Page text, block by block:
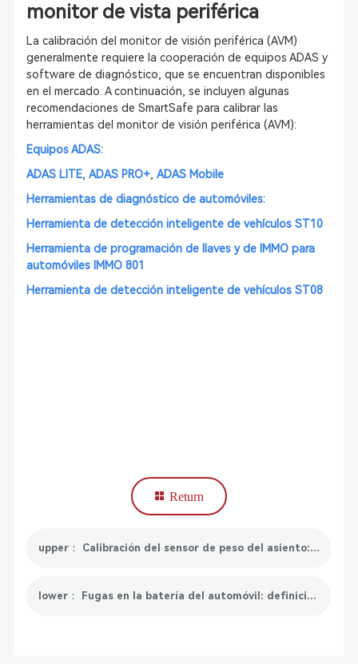
monitor de vista periférica
La calibración del monitor de visión periférica (AVM)
generalmente requiere la cooperación de equipos ADAS y
software de diagnóstico, que se encuentran disponibles
en el mercado. A continuación, se incluyen algunas
recomendaciones de SmartSafe para calibrar las
herramientas del monitor de visión periférica (AVM):
Equipos ADAS:
ADAS LITE, ADAS PRO+, ADAS Mobile
Herramientas de diagnóstico de automóviles:
Herramienta de detección inteligente de vehículos ST10
Herramienta de programación de llaves y de IMMO para
automóviles IMMO 801
Herramienta de detección inteligente de vehículos ST08
Return
upper： Calibración del sensor de peso del asiento: definición, importancia y funcionamiento
lower： Fugas en la batería del automóvil: definición, causas y soluciones